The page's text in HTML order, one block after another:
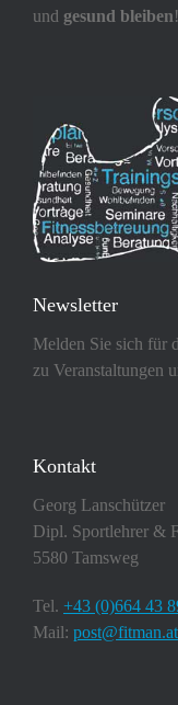
und gesund bleiben!
Newsletter
Melden Sie sich für
zu Veranstaltungen
Kontakt
Georg Lanschützer
Dipl. Sportlehrer &
5580 Tamsweg
Tel. +43 (0)664 43
Mail: post@fitman.at